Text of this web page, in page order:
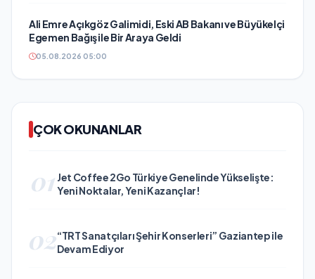
Ali Emre Açıkgöz Galimidi, Eski AB Bakanı ve Büyükelçi
Egemen Bağış ile Bir Araya Geldi
05.08.2026 05:00
ÇOK OKUNANLAR
01 Jet Coffee 2Go Türkiye Genelinde Yükselişte:
Yeni Noktalar, Yeni Kazançlar!
02“TRT Sanatçıları Şehir Konserleri” Gaziantep ile
Devam Ediyor